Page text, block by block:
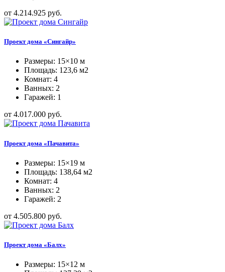
от 4.214.925 руб.
Проект дома «Сингайр»
Размеры: 15×10 м
Площадь: 123,6 м2
Комнат: 4
Ванных: 2
Гаражей: 1
от 4.017.000 руб.
Проект дома «Пачавита»
Размеры: 15×19 м
Площадь: 138,64 м2
Комнат: 4
Ванных: 2
Гаражей: 2
от 4.505.800 руб.
Проект дома «Балх»
Размеры: 15×12 м